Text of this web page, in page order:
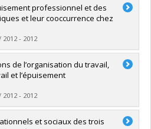
Jean-Philippe
Papyrus
professionnel et des
et leur cooccurrence chez
- 2012
Papyrus
de l’organisation du travail,
et l’épuisement
- 2012
et sociaux des trois